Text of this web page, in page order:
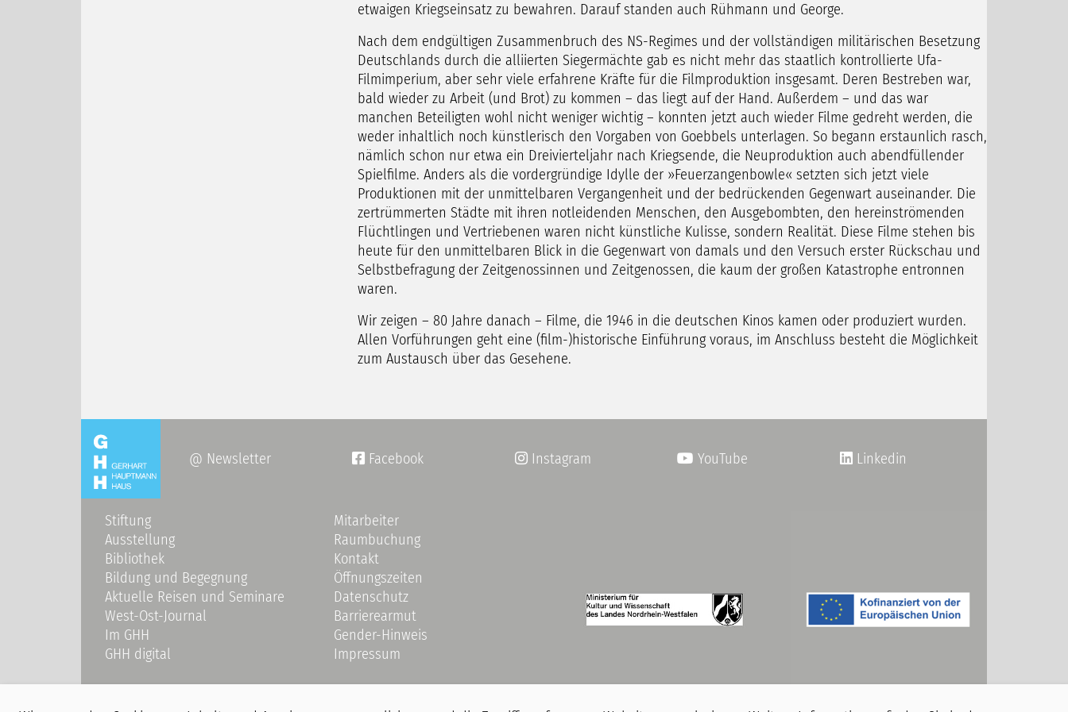
etwaigen Kriegseinsatz zu bewahren. Darauf standen auch Rühmann und George.
Nach dem endgültigen Zusammenbruch des NS-Regimes und der vollständigen militärischen Besetzung
Deutschlands durch die alliierten Siegermächte gab es nicht mehr das staatlich kontrollierte Ufa-
Filmimperium, aber sehr viele erfahrene Kräfte für die Filmproduktion insgesamt. Deren Bestreben war,
bald wieder zu Arbeit (und Brot) zu kommen – das liegt auf der Hand. Außerdem – und das war
manchen Beteiligten wohl nicht weniger wichtig – konnten jetzt auch wieder Filme gedreht werden, die
weder inhaltlich noch künstlerisch den Vorgaben von Goebbels unterlagen. So begann erstaunlich rasch,
nämlich schon nur etwa ein Dreivierteljahr nach Kriegsende, die Neuproduktion auch abendfüllender
Spielfilme. Anders als die vordergründige Idylle der »Feuerzangenbowle« setzten sich jetzt viele
Produktionen mit der unmittelbaren Vergangenheit und der bedrückenden Gegenwart auseinander. Die
zertrümmerten Städte mit ihren notleidenden Menschen, den Ausgebombten, den hereinströmenden
Flüchtlingen und Vertriebenen waren nicht künstliche Kulisse, sondern Realität. Diese Filme stehen bis
heute für den unmittelbaren Blick in die Gegenwart von damals und den Versuch erster Rückschau und
Selbstbefragung der Zeitgenossinnen und Zeitgenossen, die kaum der großen Katastrophe entronnen
waren.
Wir zeigen – 80 Jahre danach – Filme, die 1946 in die deutschen Kinos kamen oder produziert wurden.
Allen Vorführungen geht eine (film-)historische Einführung voraus, im Anschluss besteht die Möglichkeit
zum Austausch über das Gesehene.
@ Newsletter  Facebook Instagram YouTube Linkedin
Stiftung
Ausstellung
Bibliothek
Bildung und Begegnung
Aktuelle Reisen und Seminare
West-Ost-Journal
Im GHH
GHH digital
Mitarbeiter
Raumbuchung
Kontakt
Öffnungszeiten
Datenschutz
Barrierearmut
Gender-Hinweis
Impressum